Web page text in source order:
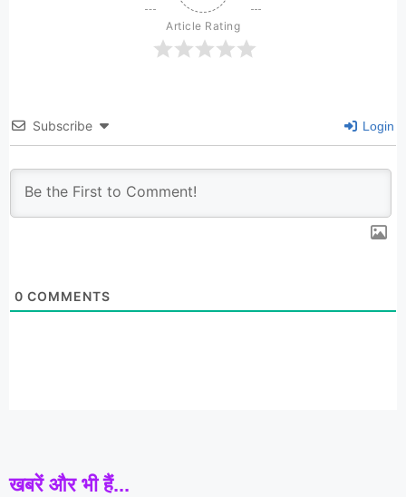
Article Rating
Subscribe Login
0 COMMENTS
खबरें और भी हैं...